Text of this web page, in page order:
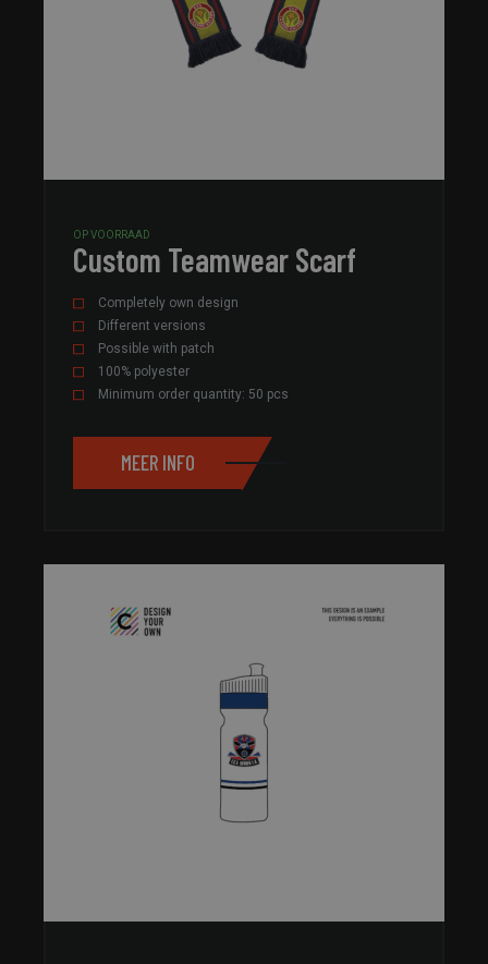
OP VOORRAAD
Custom Teamwear Scarf
Completely own design
Different versions
Possible with patch
100% polyester
Minimum order quantity: 50 pcs
MEER INFO